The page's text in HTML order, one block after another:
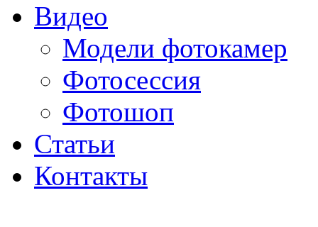
Видео
Модели фотокамер
Фотосессия
Фотошоп
Статьи
Контакты